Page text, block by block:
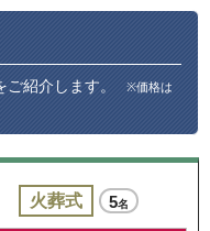
紹介します。
※価格は
火葬式 5名